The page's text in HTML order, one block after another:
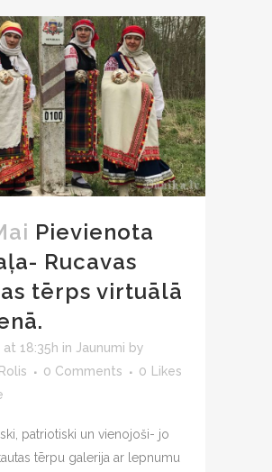
Pievienota
Rucavas
tērps virtuālā
18:35h in Jaunumi by
0 Comments 0
Likes
patriotiski un vienojoši- jo
tērpu galerija ar lepnumu